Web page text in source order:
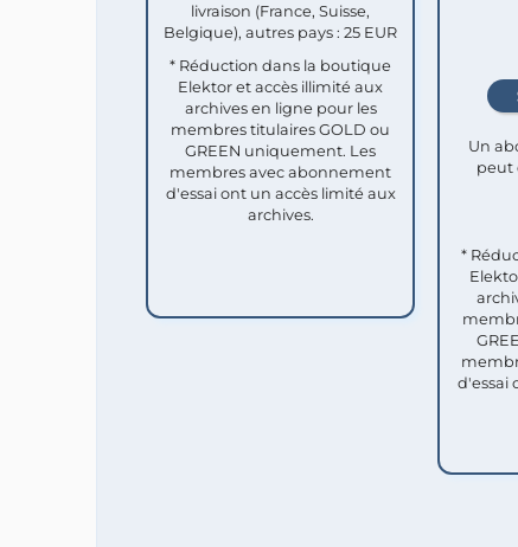
livraison (France, Suisse,
Belgique), autres pays : 25 EUR
* Réduction dans la boutique
Elektor et accès illimité aux
archives en ligne pour les
membres titulaires GOLD ou
GREEN uniquement. Les
membres avec abonnement
d'essai ont un accès limité aux
archives.
Un
peut
*
d'essai